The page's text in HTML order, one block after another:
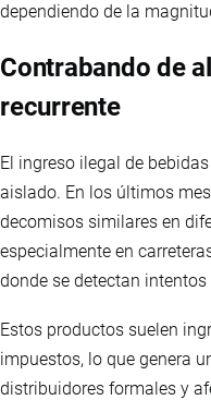
dependiendo de la
Contrabando de
recurrente
El ingreso ilegal de
aislado. En los últimos
decomisos similares en
especialmente en
donde se detectan
Estos productos suelen
impuestos, lo que genera
distribuidores formales y